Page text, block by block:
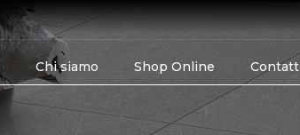
Chi siamo Shop Online